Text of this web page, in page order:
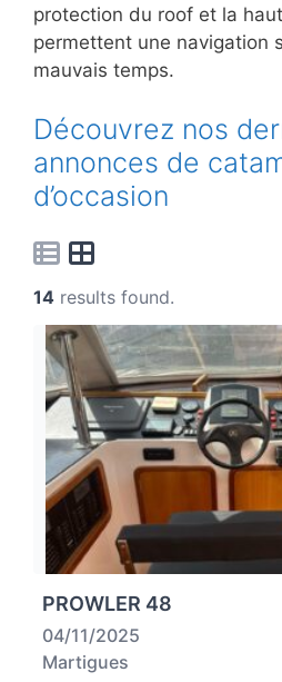
protection du roof et la
permettent une navigation
mauvais temps.
Découvrez nos
annonces de
d’occasion
14 results found.
PROWLER 48
04/11/2025
Martigues